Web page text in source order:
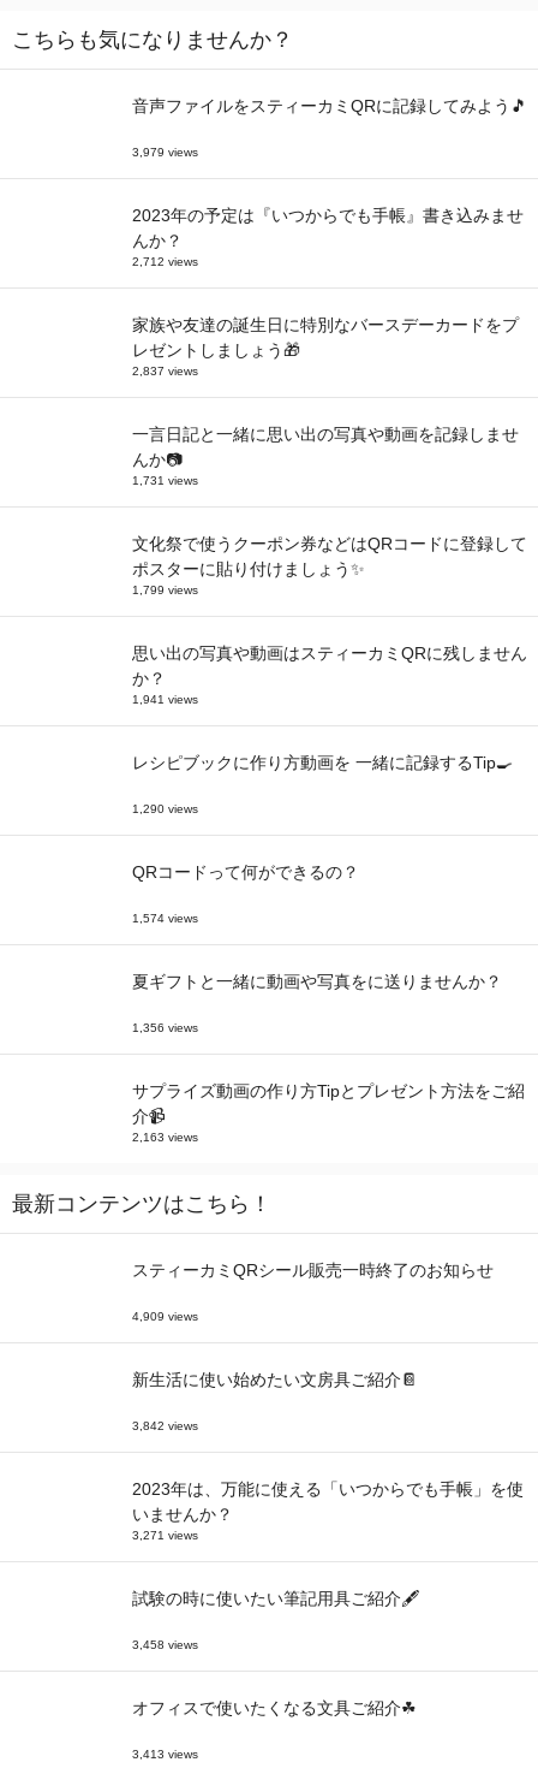
こちらも気になりませんか？
音声ファイルをスティーカミQRに記録してみよう🎵
3,979 views
2023年の予定は『いつからでも手帳』書き込みませ
んか？
2,712 views
家族や友達の誕生日に特別なバースデーカードをプ
レゼントしましょう🎁
2,837 views
一言日記と一緒に思い出の写真や動画を記録しませ
んか📷
1,731 views
文化祭で使うクーポン券などはQRコードに登録して
ポスターに貼り付けましょう✨
1,799 views
思い出の写真や動画はスティーカミQRに残しません
か？
1,941 views
レシピブックに作り方動画を 一緒に記録するTip🍳
1,290 views
QRコードって何ができるの？
1,574 views
夏ギフトと一緒に動画や写真をに送りませんか？
1,356 views
サプライズ動画の作り方Tipとプレゼント方法をご紹
介📹
2,163 views
最新コンテンツはこちら！
スティーカミQRシール販売一時終了のお知らせ
4,909 views
新生活に使い始めたい文房具ご紹介📔
3,842 views
2023年は、万能に使える「いつからでも手帳」を使
いませんか？
3,271 views
試験の時に使いたい筆記用具ご紹介🖋
3,458 views
オフィスで使いたくなる文具ご紹介☘
3,413 views